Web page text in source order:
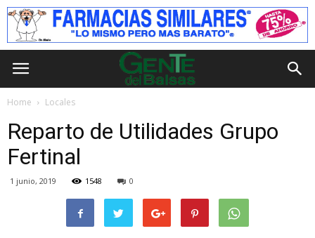
Home Locales
Reparto de Utilidades Grupo
Fertinal
1 junio, 2019 1548 0